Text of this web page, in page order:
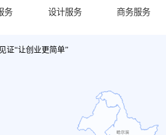
务 设计服务 商务服务
证“让创业更简单”